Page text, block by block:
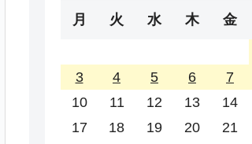
月 火 水 木 金
3
4 5 6 7
10
11 12 13 14
17
18 19 20 21